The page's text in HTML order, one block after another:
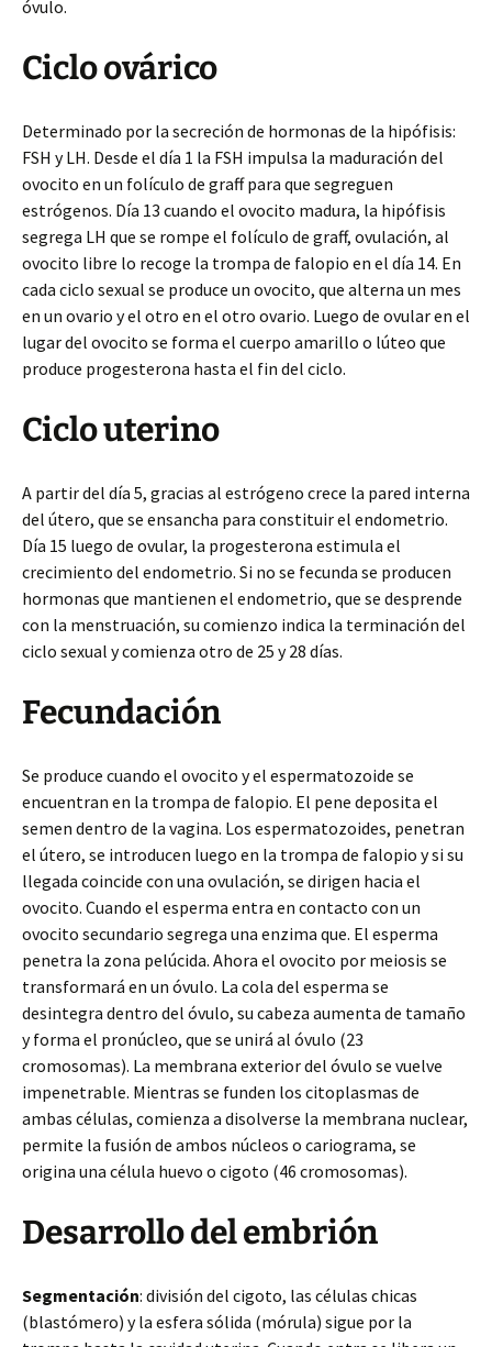
óvulo.
Ciclo ovárico
Determinado por la secreción de hormonas de la hipófisis:
FSH y LH. Desde el día 1 la FSH impulsa la maduración del
ovocito en un folículo de graff para que segreguen
estrógenos. Día 13 cuando el ovocito madura, la hipófisis
segrega LH que se rompe el folículo de graff, ovulación, al
ovocito libre lo recoge la trompa de falopio en el día 14. En
cada ciclo sexual se produce un ovocito, que alterna un mes
en un ovario y el otro en el otro ovario. Luego de ovular en el
lugar del ovocito se forma el cuerpo amarillo o lúteo que
produce progesterona hasta el fin del ciclo.
Ciclo uterino
A partir del día 5, gracias al estrógeno crece la pared interna
del útero, que se ensancha para constituir el endometrio.
Día 15 luego de ovular, la progesterona estimula el
crecimiento del endometrio. Si no se fecunda se producen
hormonas que mantienen el endometrio, que se desprende
con la menstruación, su comienzo indica la terminación del
ciclo sexual y comienza otro de 25 y 28 días.
Fecundación
Se produce cuando el ovocito y el espermatozoide se
encuentran en la trompa de falopio. El pene deposita el
semen dentro de la vagina. Los espermatozoides, penetran
el útero, se introducen luego en la trompa de falopio y si su
llegada coincide con una ovulación, se dirigen hacia el
ovocito. Cuando el esperma entra en contacto con un
ovocito secundario segrega una enzima que. El esperma
penetra la zona pelúcida. Ahora el ovocito por meiosis se
transformará en un óvulo. La cola del esperma se
desintegra dentro del óvulo, su cabeza aumenta de tamaño
y forma el pronúcleo, que se unirá al óvulo (23
cromosomas). La membrana exterior del óvulo se vuelve
impenetrable. Mientras se funden los citoplasmas de
ambas células, comienza a disolverse la membrana nuclear,
permite la fusión de ambos núcleos o cariograma, se
origina una célula huevo o cigoto (46 cromosomas).
Desarrollo del embrión
Segmentación: división del cigoto, las células chicas
(blastómero) y la esfera sólida (mórula) sigue por la